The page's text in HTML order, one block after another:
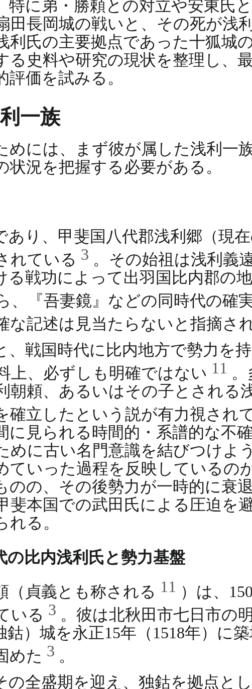
特に弟・勝頼との対立や安東氏
田長岡城の戦いと、その死が浅
利氏の主要拠点であった十狐城
る史料や研究の現状を整理し、
価を試みる。
一族
めには、まず彼が属した浅利一
況を把握する必要がある。
あり、甲斐国八代郡浅利郷（現
れている 3 。その始祖は浅利義
る戦功によって出羽国比内郡の
、『吾妻鏡』などの同時代の確
な記述は見当たらないと指摘さ
、戦国時代に比内地方で勢力を
上、必ずしも明確ではない 11
朝頼、あるいはその子とされる
確立したという説が有力視され
に見られる時間的・系譜的な不
めに古い名門意識を結びつけよ
ていった過程を反映しているの
のの、その後勢力が一時的に衰
斐本国での武田氏による圧迫を
る。
の比内浅利氏と勢力基盤
（貞義とも称される 11 ）は、
いる 3 。彼は北秋田市七日市の
）城を永正15年（1518年）に
めた 3 。
の全盛期を迎え、独鈷を拠点と